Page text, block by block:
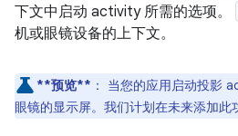
下文中启动 activity 所需的选项。
机或眼镜设备的上下文。
**预览** ：
当您的应用启动投影
眼镜的显示屏。我们计划在未来添加此